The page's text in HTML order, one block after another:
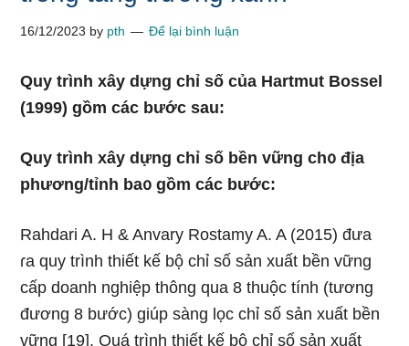
16/12/2023 by pth Để lại bình luận
Quy trình xây dựng chỉ số của Hartmut Bossel
(1999) gồm các bước sau:
Quy trình xây dựng chỉ số bền vững ch᧐ địa
phương/tỉnh ba᧐ gồm các bước:
Rahdari A. H & Anvary Rostamy A. A (2015) đưa
ɾa quy trình thiết kế bộ chỉ số sản xuất bền vững
cấp doanh nghiệp thông qua 8 thuộc tính (tương
đương 8 bước) giúp sàng lọc chỉ số sản xuất bền
vững [19]. Quá trình thiết kế bộ chỉ số sản xuất